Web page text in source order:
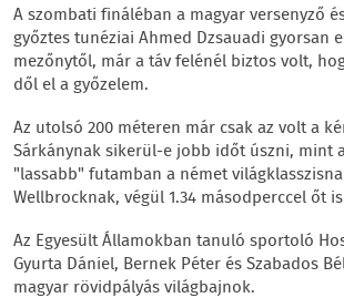
A szombati fináléban a magyar versenyző
győztes tunéziai Ahmed Dzsauadi gyorsan
mezőnytől, már a táv felénél biztos volt,
dől el a győzelem.
Az utolsó 200 méteren már csak az volt a
Sárkánynak sikerül-e jobb időt úszni, mint
"lassabb" futamban a német
Wellbrocknak, végül 1.34 másodperccel őt
Az Egyesült Államokban tanuló sportoló
Gyurta Dániel, Bernek Péter és Szabados
magyar rövidpályás világbajnok.